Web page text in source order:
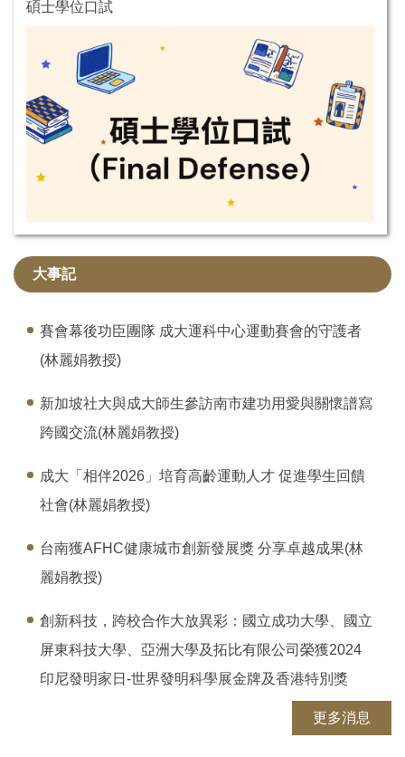
碩士學位口試
大事記
賽會幕後功臣團隊 成大運科中心運動賽會的守護者
(林麗娟教授)
新加坡社大與成大師生參訪南市建功用愛與關懷譜寫
跨國交流(林麗娟教授)
成大「相伴2026」培育高齡運動人才 促進學生回饋
社會(林麗娟教授)
台南獲AFHC健康城市創新發展獎 分享卓越成果(林
麗娟教授)
創新科技，跨校合作大放異彩：國立成功大學、國立
屏東科技大學、亞洲大學及拓比有限公司榮獲2024
印尼發明家日-世界發明科學展金牌及香港特別獎
更多消息